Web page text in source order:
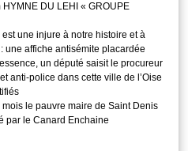
HYMNE DU LEHI « GROUPE
est une injure à notre histoire et à
une affiche antisémite placardée
un député saisit le procureur
anti-police dans cette ville de l’Oise
le pauvre maire de Saint Denis
par le Canard Enchaine